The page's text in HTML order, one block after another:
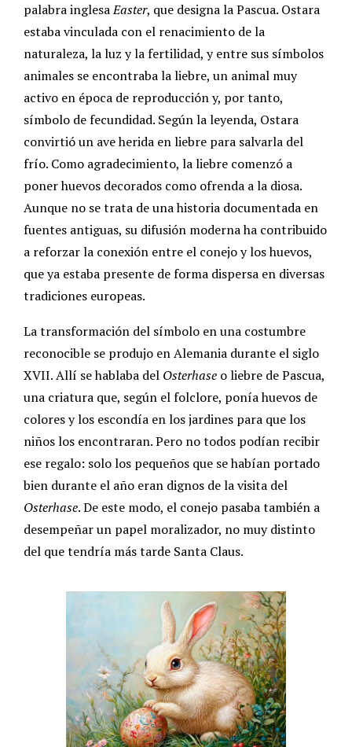
palabra inglesaEaster, que designa la Pascua. Ostara
estaba vinculada con el renacimiento de la
naturaleza, la luz y la fertilidad, y entre sus símbolos
animales se encontraba la liebre, un animal muy
activo en época de reproducción y, por tanto,
símbolo de fecundidad. Según la leyenda, Ostara
convirtió un ave herida en liebre para salvarla del
frío. Como agradecimiento, la liebre comenzó a
poner huevos decorados como ofrenda a la diosa.
Aunque no se trata de una historia documentada en
fuentes antiguas, su difusión moderna ha contribuido
a reforzar la conexión entre el conejo y los huevos,
que ya estaba presente de forma dispersa en diversas
tradiciones europeas.
La transformación del símbolo en una costumbre
reconocible se produjo en Alemania durante el siglo
XVII. Allí se hablaba del Osterhase o liebre de Pascua,
una criatura que, según el folclore, ponía huevos de
colores y los escondía en los jardines para que los
niños los encontraran. Pero no todos podían recibir
ese regalo: solo los pequeños que se habían portado
bien durante el año eran dignos de la visita del
Osterhase. De este modo, el conejo pasaba también a
desempeñar un papel moralizador, no muy distinto
del que tendría más tarde Santa Claus.